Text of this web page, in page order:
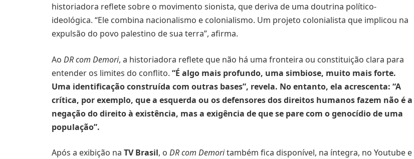
historiadora reflete sobre o movimento sionista, que deriva de uma doutrina político-
ideológica. “Ele combina nacionalismo e colonialismo. Um projeto colonialista que implicou na
expulsão do povo palestino de sua terra”, afirma.
Ao DR com Demori, a historiadora reflete que não há uma fronteira ou constituição clara para
entender os limites do conflito. “É algo mais profundo, uma simbiose, muito mais forte.
Uma identificação construída com outras bases”, revela. No entanto, ela acrescenta: “A
crítica, por exemplo, que a esquerda ou os defensores dos direitos humanos fazem não é a
negação do direito à existência, mas a exigência de que se pare com o genocídio de uma
população”.
Após a exibição na TV Brasil, o DR com Demoritambém fica disponível, na íntegra, no Youtube e